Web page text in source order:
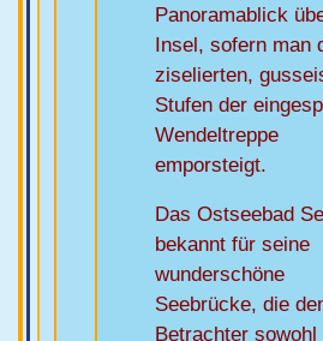
Panoramablick
Insel, sofern man
ziselierten,
Stufen der
Wendeltreppe
emporsteigt.
Das Ostseebad
bekannt für seine
wunderschöne
Seebrücke, die
Betrachter sowohl